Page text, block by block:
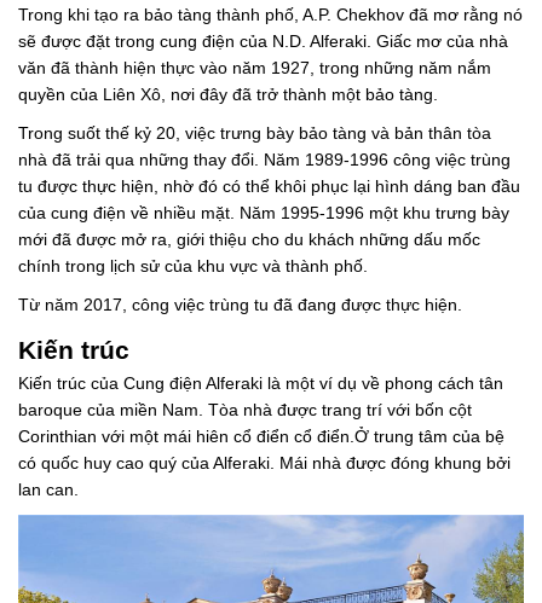
Trong khi tạo ra bảo tàng thành phố, A.P. Chekhov đã mơ rằng nó
sẽ được đặt trong cung điện của N.D. Alferaki. Giấc mơ của nhà
văn đã thành hiện thực vào năm 1927, trong những năm nắm
quyền của Liên Xô, nơi đây đã trở thành một bảo tàng.
Trong suốt thế kỷ 20, việc trưng bày bảo tàng và bản thân tòa
nhà đã trải qua những thay đổi. Năm 1989-1996 công việc trùng
tu được thực hiện, nhờ đó có thể khôi phục lại hình dáng ban đầu
của cung điện về nhiều mặt. Năm 1995-1996 một khu trưng bày
mới đã được mở ra, giới thiệu cho du khách những dấu mốc
chính trong lịch sử của khu vực và thành phố.
Từ năm 2017, công việc trùng tu đã đang được thực hiện.
Kiến trúc
Kiến trúc của Cung điện Alferaki là một ví dụ về phong cách tân
baroque của miền Nam. Tòa nhà được trang trí với bốn cột
Corinthian với một mái hiên cổ điển cổ điển.Ở trung tâm của bệ
có quốc huy cao quý của Alferaki. Mái nhà được đóng khung bởi
lan can.